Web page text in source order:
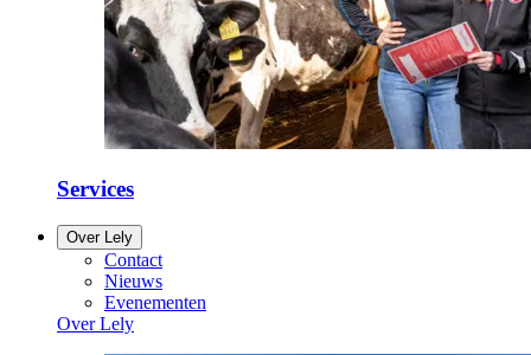
Services
Over Lely
Contact
Nieuws
Evenementen
Over Lely